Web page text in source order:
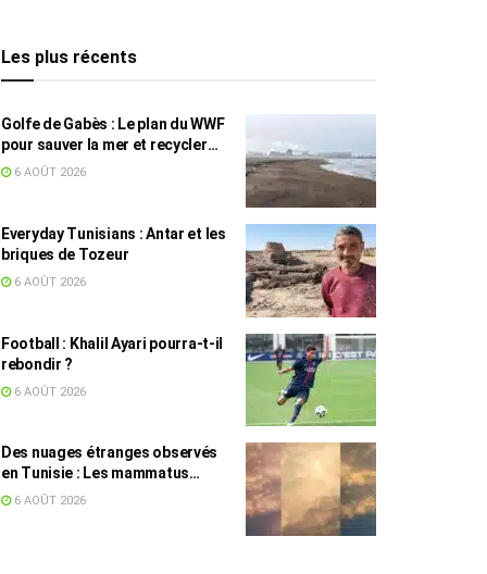
Les plus récents
Golfe de Gabès : Le plan du WWF
pour sauver la mer et recycler
les déchets marins
6 AOÛT 2026
Everyday Tunisians : Antar et les
briques de Tozeur
6 AOÛT 2026
Football : Khalil Ayari pourra-t-il
rebondir ?
6 AOÛT 2026
Des nuages étranges observés
en Tunisie : Les mammatus
expliqués par un spécialiste
6 AOÛT 2026